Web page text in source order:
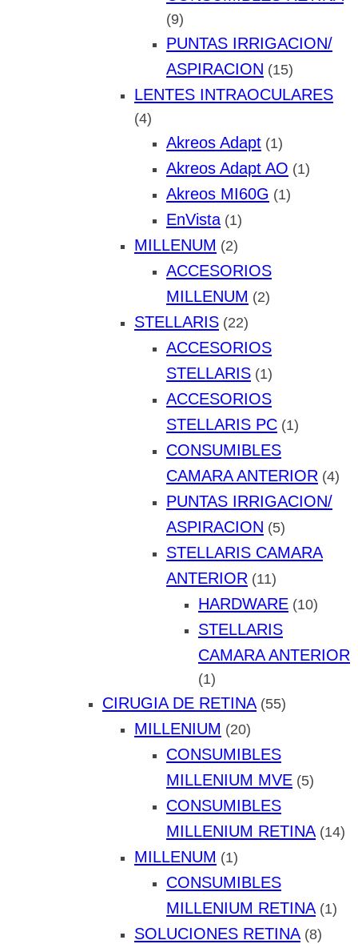
(9)
PUNTAS IRRIGACION/
ASPIRACION (15)
LENTES INTRAOCULARES
(4)
Akreos Adapt (1)
Akreos Adapt AO (1)
Akreos MI60G (1)
EnVista (1)
MILLENUM (2)
ACCESORIOS
MILLENUM (2)
STELLARIS (22)
ACCESORIOS
STELLARIS (1)
ACCESORIOS
STELLARIS PC (1)
CONSUMIBLES
CAMARA ANTERIOR (4)
PUNTAS IRRIGACION/
ASPIRACION (5)
STELLARIS CAMARA
ANTERIOR (11)
HARDWARE (10)
STELLARIS
CAMARA ANTERIOR
(1)
CIRUGIA DE RETINA (55)
MILLENIUM (20)
CONSUMIBLES
MILLENIUM MVE (5)
CONSUMIBLES
MILLENIUM RETINA (14)
MILLENUM (1)
CONSUMIBLES
MILLENIUM RETINA (1)
SOLUCIONES RETINA (8)